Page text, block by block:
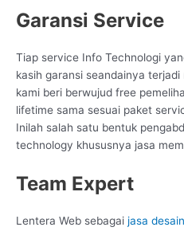
Garansi Service
Tiap service Info Technologi
kasih garansi seandainya
kami beri berwujud free
lifetime sama sesuai paket
Inilah salah satu bentuk
technology khususnya jasa
Team Expert
Lentera Web sebagai jasa